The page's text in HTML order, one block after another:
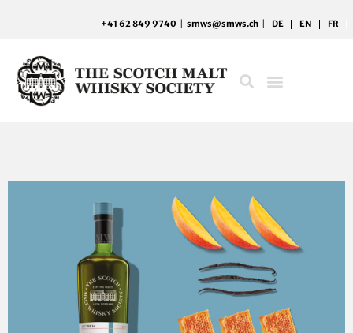
+41 62 849 9740 smws@smws.ch DE EN FR